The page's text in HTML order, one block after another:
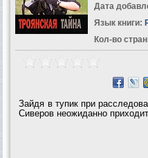
Дата
Язык книги:
Кол-во
Зайдя в тупик при
Сиверов неожиданно